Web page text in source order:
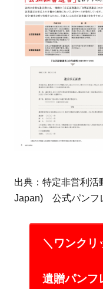
出典：特定非営利活
Japan) 公式パンフ
＼ワンクリ
遺贈パンフ